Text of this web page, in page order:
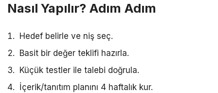
Nasıl Yapılır? Adım Adım
Hedef belirle ve niş seç.
Basit bir değer teklifi hazırla.
Küçük testler ile talebi doğrula.
İçerik/tanıtım planını 4 haftalık kur.